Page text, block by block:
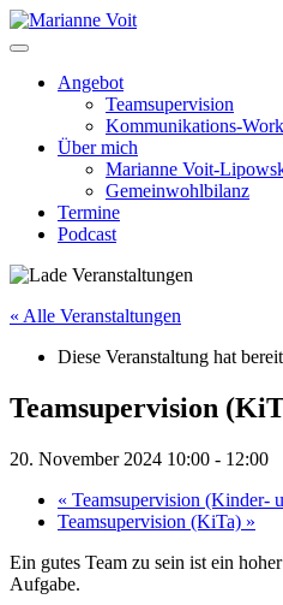
Skip
to
Angebot
Teamsupervision
Kommunikations-
Über mich
Marianne Voit-
Gemeinwohlbilanz
Termine
Podcast
« Alle Veranstaltungen
Diese Veranstaltung hat
Teamsupervision
20. November 2024 10:00 - 12:00
« Teamsupervision (Kinder-
Teamsupervision (KiTa) »
Ein gutes Team zu sein ist ein
Aufgabe.